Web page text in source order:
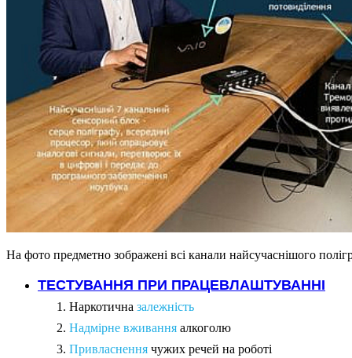
На фото предметно зображені всі канали найсучаснішого
ТЕСТУВАННЯ ПРИ ПРАЦЕВЛАШТУВАННІ
Наркотична залежність
Надмірне вживання алкоголю
Привласнення чужих речей на роботі